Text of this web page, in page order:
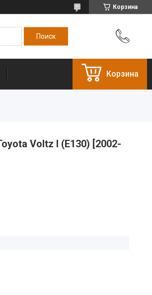
Корзина
Корзина
Voltz I (E130) [2002-